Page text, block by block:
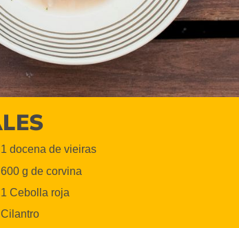
1 docena de vieiras
600 g de corvina
1 Cebolla roja
Cilantro